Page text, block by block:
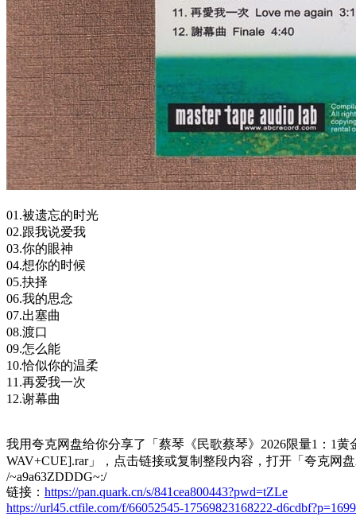
01.被遗忘的时光
02.跟我说爱我
03.你的眼神
04.想你的时候
05.抉择
06.我的思念
07.出塞曲
08.渡口
09.怎么能
10.恰似你的温柔
11.再爱我一次
12.谢幕曲
我用夸克网盘给你分享了「蔡琴《民歌蔡琴》2026限量1：1黄
WAV+CUE].rar」，点击链接或复制整段内容，打开「夸克网
/~a9a63ZDDDG~:/
链接： https://pan.quark.cn/s/841cea800443?pwd=tZLe
https://url45.ctfile.com/f/66052545-17569823168222-d6cdbf?p=1699